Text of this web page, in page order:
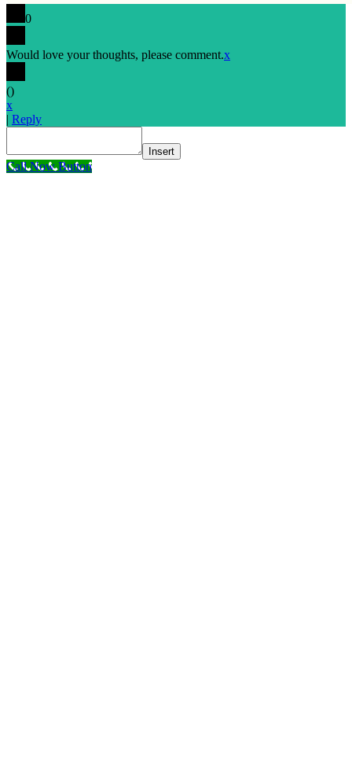
0
Would love your thoughts, please comment.x
()
x
| Reply
Insert
Call Now Button